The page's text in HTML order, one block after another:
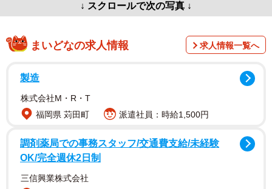
↓ スクロールで次の写真 ↓
まいどなの求人情報 求人情報一覧へ
製造
株式会社M・R・T
福岡県 苅田町
派遣社員：時給1,500円
調剤薬局での事務スタッフ/交通費支給/未経験
OK/完全週休2日制
三信興業株式会社